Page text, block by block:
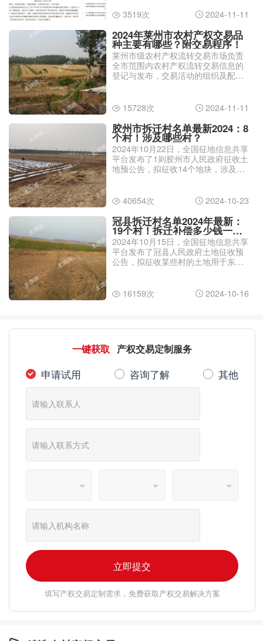
 3519次  2024-11-11
2024年莱州市农村产权交易品
种主要有哪些？附交易程序！
莱州市级农村产权流转交易市场负责
全市范围内农村产权流转交易信息的
登记与发布，交易活动的组织及配套
权流转交易工作进行业务指导。那
么，2024年莱州市农村产权交易品种
主要有哪些？交易程序是怎样的？
 15728次  2024-11-11
胶州市拆迁村名单最新2024：8
个村！涉及哪些村？
2024年10月22日，全国征地信息共享
平台发布了1则胶州市人民政府征收土
地预公告，拟征收14个地块，涉及多
 40654次  2024-10-23
冠县拆迁村名单2024年最新：
19个村！拆迁补偿多少钱一
亩？
2024年10月15日，全国征地信息共享
平台发布了冠县人民政府土地征收预
公告，拟征收某些村的土地用于东方
哪些？拆迁补偿多少钱一亩？
 16159次  2024-10-16
一键获取 产权交易定制服务
申请试用 咨询了解 其他
  
立即提交
填写产权交易定制需求，免费获取产权交易解决方案